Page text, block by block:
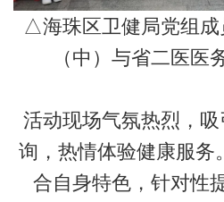
△海珠区卫健局党组成
（中）与省二医医
活动现场气氛热烈，
询，热情体验健康服务
合自身特色，针对性